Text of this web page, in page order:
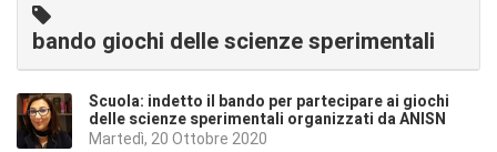
bando giochi delle scienze sperimentali
Scuola: indetto il bando per partecipare ai giochi
delle scienze sperimentali organizzati da ANISN
Martedì, 20 Ottobre 2020